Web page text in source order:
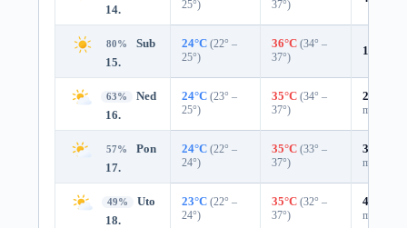
14.
25°)
37°)
80%
Sub
15.
24°C (22° –
25°)
36°C (34° –
37°)
18%
63%
Ned
16.
24°C (23° –
25°)
35°C (34° –
37°)
27%
mm)
57%
Pon
17.
24°C (22° –
24°)
35°C (33° –
37°)
37%
mm)
49%
Uto
18.
23°C (22° –
24°)
35°C (32° –
37°)
45%
mm)